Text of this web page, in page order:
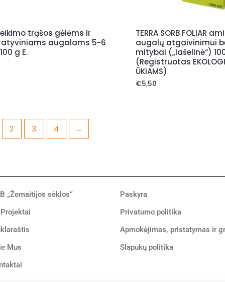
trąšos gėlėms ir
augalams 5-6
g E.
TERRA SORB FOLIAR
augalų atgaivinimui
mitybai („lašelinė“)
(Registruotas
ŪKIAMS)
€5,50
2 3 4 →
„Žemaitijos sėklos”
Projektai
Mus
Paskyra
Privatumo politika
Apmokėjimas, pristatymas ir
Slapukų politika